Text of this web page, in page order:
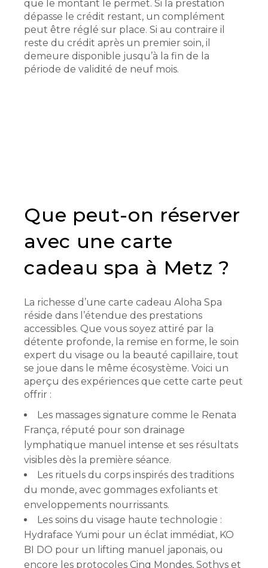
que le montant le permet. Si la prestation
dépasse le crédit restant, un complément
peut être réglé sur place. Si au contraire il
reste du crédit après un premier soin, il
demeure disponible jusqu’à la fin de la
période de validité de neuf mois.
Que peut-on réserver
avec une carte
cadeau spa à Metz ?
La richesse d’une carte cadeau Aloha Spa
réside dans l’étendue des prestations
accessibles. Que vous soyez attiré par la
détente profonde, la remise en forme, le soin
expert du visage ou la beauté capillaire, tout
se joue dans le même écosystème. Voici un
aperçu des expériences que cette carte peut
offrir :
Les massages signature comme le Renata
França, réputé pour son drainage
lymphatique manuel intense et ses résultats
visibles dès la première séance.
Les rituels du corps inspirés des traditions
du monde, avec gommages exfoliants et
enveloppements nourrissants.
Les soins du visage haute technologie :
Hydraface Yumi pour un éclat immédiat, KO
BI DO pour un lifting manuel japonais, ou
encore les protocoles Cinq Mondes, Sothys et